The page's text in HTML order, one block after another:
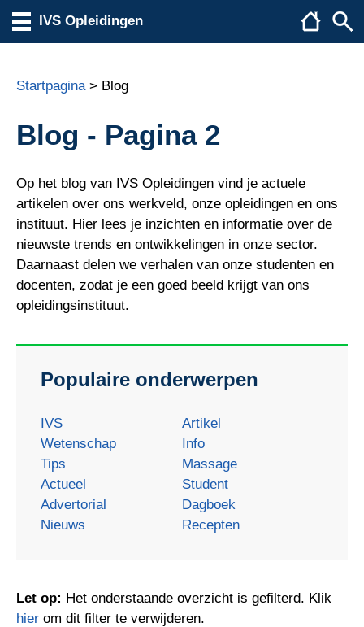
IVS Opleidingen
Startpagina> Blog
Blog - Pagina 2
Op het blog van IVS Opleidingen vind je actuele
artikelen over ons werkveld, onze opleidingen en ons
instituut. Hier lees je inzichten en informatie over de
nieuwste trends en ontwikkelingen in onze sector.
Daarnaast delen we verhalen van onze studenten en
docenten, zodat je een goed beeld krijgt van ons
opleidingsinstituut.
Populaire onderwerpen
IVS
Artikel
Wetenschap
Info
Tips
Massage
Actueel
Student
Advertorial
Dagboek
Nieuws
Recepten
Let op: Het onderstaande overzicht is gefilterd. Klik
hier om dit filter te verwijderen.